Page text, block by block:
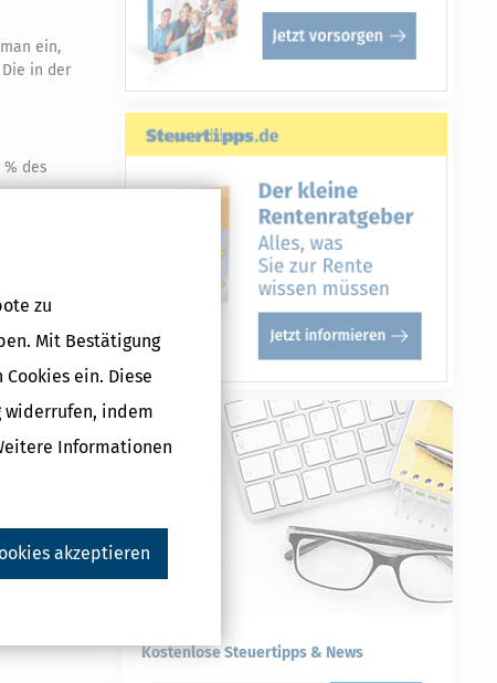
zu
Mit Bestätigung
ein. Diese
widerrufen, indem
Informationen
akzeptieren
ein,
Die in der
des
aus.
Juli 2022
€.
Kostenlose Steuertipps & News